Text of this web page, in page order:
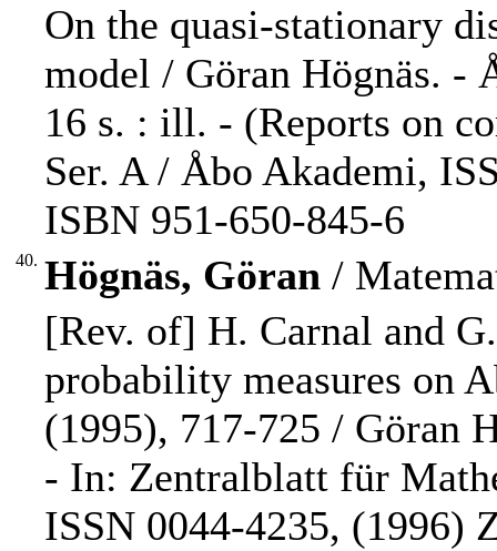
On the quasi-stationary
model / Göran Högnäs. -
16 s. : ill. - (Reports on
Ser. A / Åbo Akademi,
ISBN 951-650-845-6
40. Högnäs, Göran /
[Rev. of] H. Carnal and
probability measures on
(1995), 717-725 / Göran
- In: Zentralblatt für
ISSN 0044-4235, (1996)